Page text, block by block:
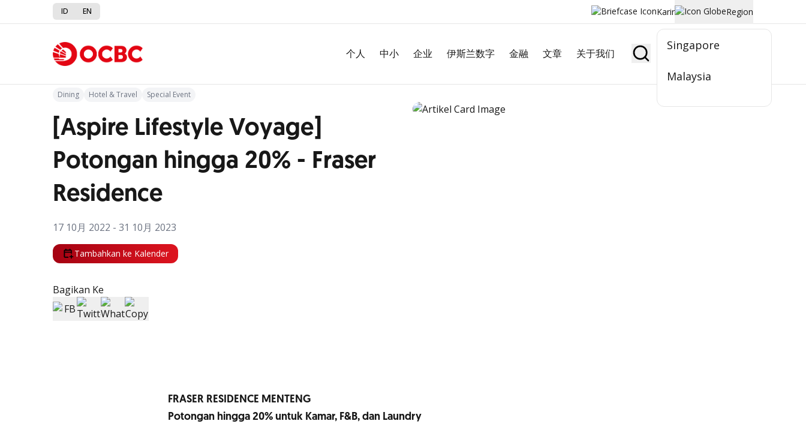
ID EN Karir Region
Singapore
Malaysia
个人 中小 企业 伊斯兰数字 金融 文章 关于我们 Jadi Nasabah
Kembali ke Promo
Dining Hotel & Travel Special Event
[Aspire Lifestyle Voyage]
Potongan hingga 20% - Fraser
Residence
17 10月 2022 - 31 10月 2023
Tambahkan ke Kalender
Bagikan Ke
FRASER RESIDENCE MENTENG
Potongan hingga 20% untuk Kamar, F&B, dan Laundry